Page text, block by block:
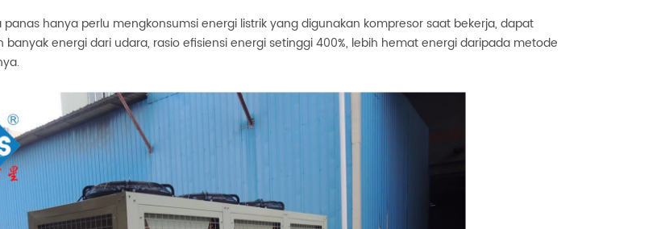
hanya perlu mengkonsumsi energi listrik yang digunakan kompresor saat bekerja, dapat
banyak energi dari udara, rasio efisiensi energi setinggi 400%, lebih hemat energi daripada metode